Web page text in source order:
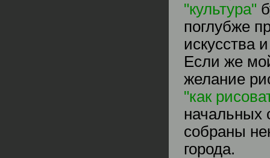
"культура"
поглубже
искусства
Если же
желание
"как
начальных
собраны
города.